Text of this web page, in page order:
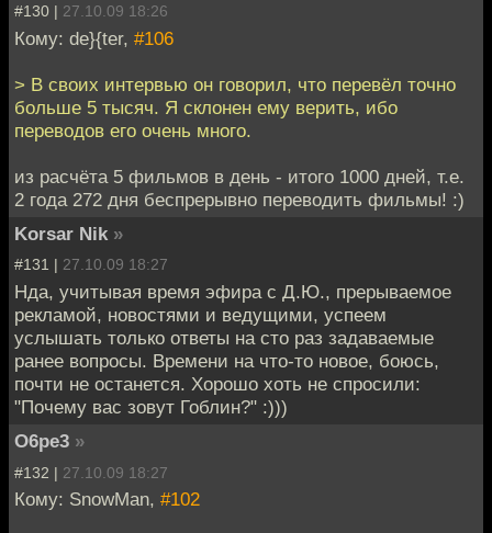
#130 | 27.10.09 18:26
Кому: de}{ter, #106
> В своих интервью он говорил, что перевёл точно
больше 5 тысяч. Я склонен ему верить, ибо
переводов его очень много.
из расчёта 5 фильмов в день - итого 1000 дней, т.е.
2 года 272 дня беспрерывно переводить фильмы! :)
Korsar Nik »
#131 | 27.10.09 18:27
Нда, учитывая время эфира с Д.Ю., прерываемое
рекламой, новостями и ведущими, успеем
услышать только ответы на сто раз задаваемые
ранее вопросы. Времени на что-то новое, боюсь,
почти не останется. Хорошо хоть не спросили:
"Почему вас зовут Гоблин?" :)))
O6pe3 »
#132 | 27.10.09 18:27
Кому: SnowMan, #102